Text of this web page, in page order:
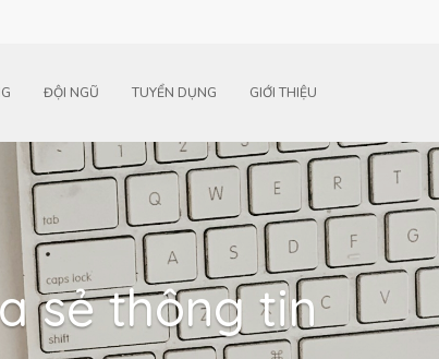
ĐỘI NGŨ TUYỂN DỤNG GIỚI THIỆU
sẻ thông tin